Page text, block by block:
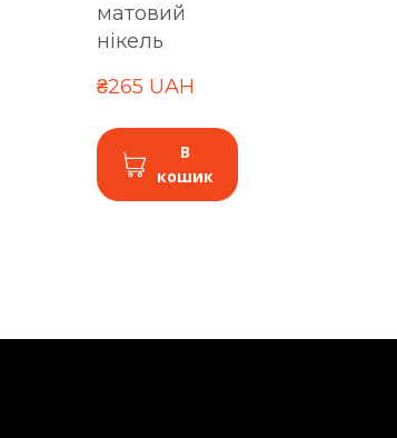
матовий
нікель
₴265 UAH
В
кошик